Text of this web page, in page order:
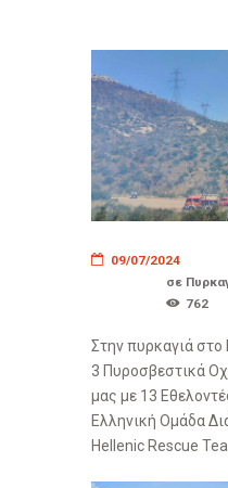
09/07/2024
σε
762
Στην πυρκαγιά στο
3 Πυροσβεστικά
μας με 13
Ελληνική Ομάδα
Hellenic Rescue